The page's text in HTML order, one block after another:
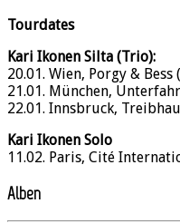
Tourdates
Kari Ikonen Silta (Trio):
20.01. Wien, Porgy & Bess
21.01. München,
22.01. Innsbruck,
Kari Ikonen Solo
11.02. Paris, Cité
Alben